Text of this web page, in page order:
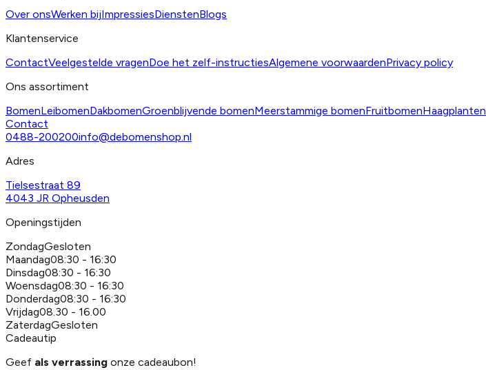
Over onsWerken bijImpressiesDienstenBlogs
Klantenservice
ContactVeelgestelde vragenDoe het zelf-instructiesAlgemene voorwaardenPrivacy policy
Ons assortiment
BomenLeibomenDakbomenGroenblijvende bomenMeerstammige bomenFruitbomenHaagplanten
Contact
0488-200200info@debomenshop.nl
Adres
Tielsestraat 89
4043 JR Opheusden
Openingstijden
ZondagGesloten
Maandag08:30 - 16:30
Dinsdag08:30 - 16:30
Woensdag08:30 - 16:30
Donderdag08:30 - 16:30
Vrijdag08.30 - 16.00
ZaterdagGesloten
Cadeautip
Geef als verrassing onze cadeaubon!